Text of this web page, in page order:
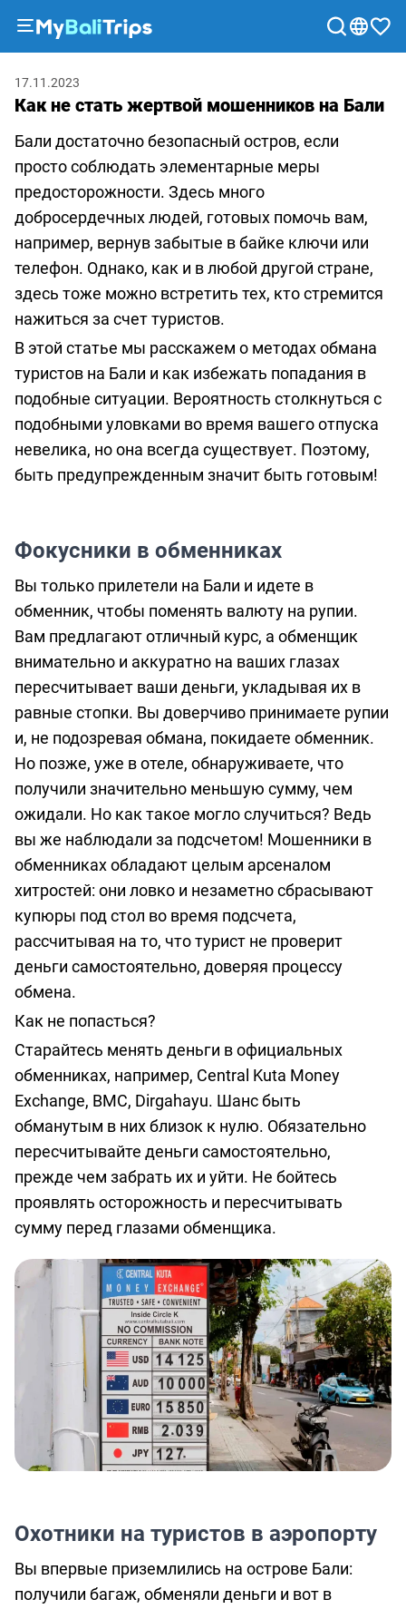
и
экскурсии
Блог
О
нас
Способы
оплаты
Партнерская
программа
Сотрудничество
с
турагентствами
Соглашение
о
предоставлении
услуг
Как не стать жертвой мошенников на Бали
17.11.2023
Бали достаточно безопасный остров, если
просто соблюдать элементарные меры
предосторожности. Здесь много
добросердечных людей, готовых помочь вам,
например, вернув забытые в байке ключи или
телефон. Однако, как и в любой другой стране,
здесь тоже можно встретить тех, кто стремится
нажиться за счет туристов.
В этой статье мы расскажем о методах обмана
туристов на Бали и как избежать попадания в
подобные ситуации. Вероятность столкнуться с
подобными уловками во время вашего отпуска
невелика, но она всегда существует. Поэтому,
быть предупрежденным значит быть готовым!
Фокусники в обменниках
Вы только прилетели на Бали и идете в
обменник, чтобы поменять валюту на рупии.
Вам предлагают отличный курс, а обменщик
внимательно и аккуратно на ваших глазах
пересчитывает ваши деньги, укладывая их в
равные стопки. Вы доверчиво принимаете рупии
и, не подозревая обмана, покидаете обменник.
Но позже, уже в отеле, обнаруживаете, что
получили значительно меньшую сумму, чем
ожидали. Но как такое могло случиться? Ведь
вы же наблюдали за подсчетом! Мошенники в
обменниках обладают целым арсеналом
хитростей: они ловко и незаметно сбрасывают
купюры под стол во время подсчета,
рассчитывая на то, что турист не проверит
деньги самостоятельно, доверяя процессу
обмена.
Как не попасться?
Старайтесь менять деньги в официальных
обменниках, например, Central Kuta Money
Exchange, BMC, Dirgahayu. Шанс быть
обманутым в них близок к нулю. Обязательно
пересчитывайте деньги самостоятельно,
прежде чем забрать их и уйти. Не бойтесь
проявлять осторожность и пересчитывать
сумму перед глазами обменщика.
Охотники на туристов в аэропорту
Вы впервые приземлились на острове Бали:
получили багаж, обменяли деньги и вот в